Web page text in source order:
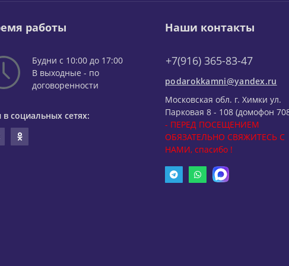
работы
Будни с 10:00 до 17:00
В выходные - по
договоренности
социальных сетях:
Наши контакты
+7(916) 365-83-47
podarokkamni@yandex.ru
Московская обл. г. Химки ул.
Парковая 8 - 108 (домофон
- ПЕРЕД ПОСЕЩЕНИЕМ
ОБЯЗАТЕЛЬНО СВЯЖИТЕСЬ С
НАМИ, спасибо !